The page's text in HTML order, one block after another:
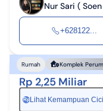
Nur Sari (
+628122...
Rumah Komplek
Rp 2,25 Miliar
RpLihat Kemampuan